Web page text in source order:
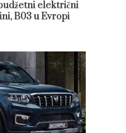
električni
B03 u Evropi